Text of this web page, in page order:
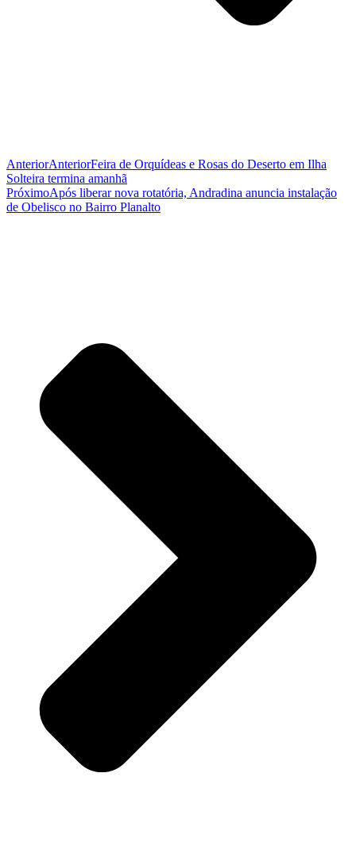
AnteriorAnteriorFeira de Orquídeas e Rosas do Deserto em Ilha
Solteira termina amanhã
PróximoApós liberar nova rotatória, Andradina anuncia instalação
de Obelisco no Bairro Planalto